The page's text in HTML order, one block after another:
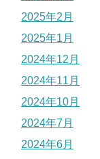
2025年2月
2025年1月
2024年12月
2024年11月
2024年10月
2024年7月
2024年6月